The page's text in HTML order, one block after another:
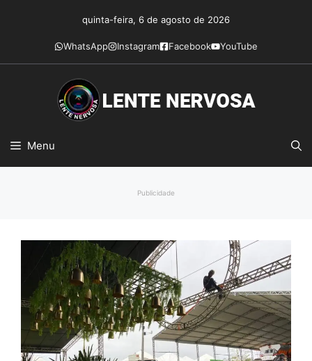
conteúdo
quinta-feira, 6 de agosto de 2026
WhatsApp Instagram Facebook YouTube
Menu
Publicidade